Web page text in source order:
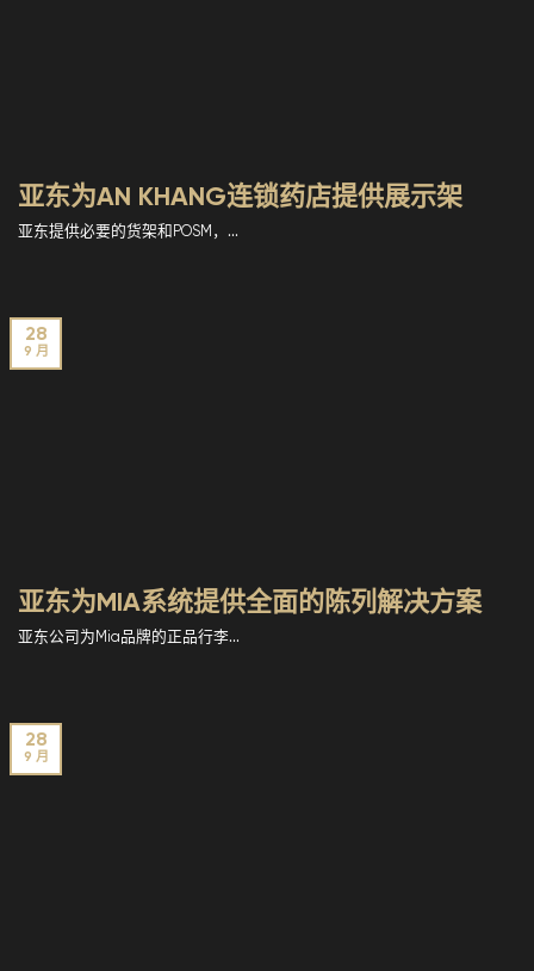
亚东为AN KHANG连锁药店提供展示架
亚东提供必要的货架和POSM，...
亚东为MIA系统提供全面的陈列解决方案
亚东公司为Mia品牌的正品行李...
28
9 月
28
9 月